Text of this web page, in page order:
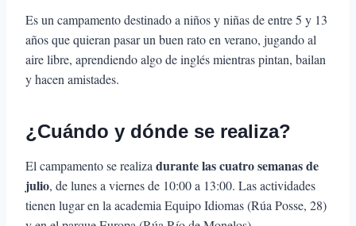
Es un campamento destinado a niños y niñas de entre 5 y 13
años que quieran pasar un buen rato en verano, jugando al
aire libre, aprendiendo algo de inglés mientras pintan, bailan
y hacen amistades.
¿Cuándo y dónde se realiza?
El campamento se realizadurante las cuatro semanas de
julio, de lunes a viernes de 10:00 a 13:00. Las actividades
tienen lugar en la academia Equipo Idiomas (Rúa Posse, 28)